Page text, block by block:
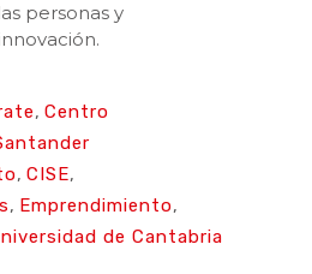
personas y
, Centro
, CISE,
, Emprendimiento,
de Cantabria